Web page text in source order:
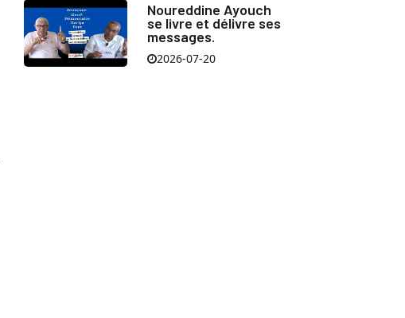
Noureddine Ayouch
se livre et délivre ses
messages.
2026-07-20